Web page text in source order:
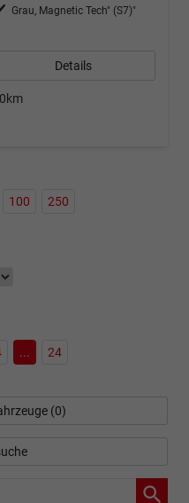
Grau, Magnetic Tech" (S7)"
Details
100 250
... 24
(0)